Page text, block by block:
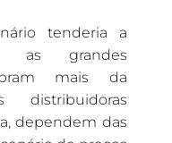
tenderia a
as grandes
mais da
distribuidoras
dependem das